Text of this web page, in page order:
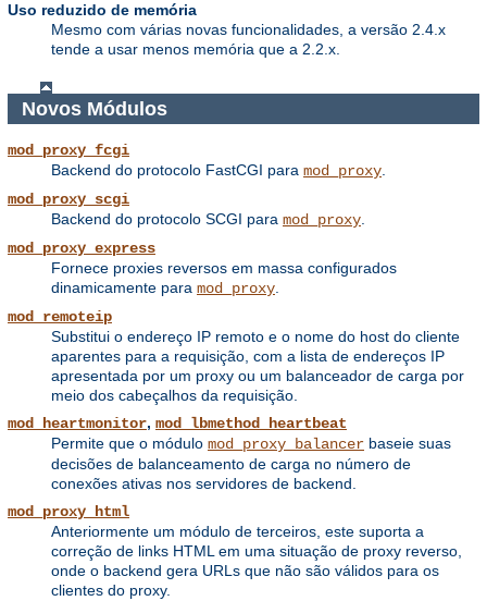
Uso reduzido de memória
Mesmo com várias novas funcionalidades, a versão 2.4.x
tende a usar menos memória que a 2.2.x.
Novos Módulos
mod_proxy_fcgi
Backend do protocolo FastCGI para mod_proxy.
mod_proxy_scgi
Backend do protocolo SCGI para mod_proxy.
mod_proxy_express
Fornece proxies reversos em massa configurados
dinamicamente para mod_proxy.
mod_remoteip
Substitui o endereço IP remoto e o nome do host do cliente
aparentes para a requisição, com a lista de endereços IP
apresentada por um proxy ou um balanceador de carga por
meio dos cabeçalhos da requisição.
mod_heartmonitor, mod_lbmethod_heartbeat
Permite que o módulo mod_proxy_balancer baseie suas
decisões de balanceamento de carga no número de
conexões ativas nos servidores de backend.
mod_proxy_html
Anteriormente um módulo de terceiros, este suporta a
correção de links HTML em uma situação de proxy reverso,
onde o backend gera URLs que não são válidos para os
clientes do proxy.